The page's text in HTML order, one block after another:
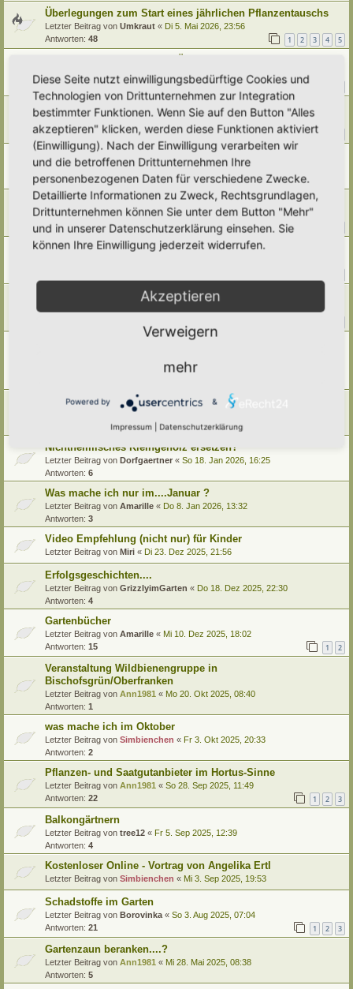
Überlegungen zum Start eines jährlichen Pflanzentauschs
Letzter Beitrag von Umkraut « Di 5. Mai 2026, 23:56
Antworten: 48 1 2 3 4 5
Letzter Beitrag von Ann1981
Do 26. Mär 2026, 20:33
Antworten:15
Rankpflanze für großen Südseiten-Zaun gesucht
Antworten:23 1
Thermokomposter
Letzter Beitrag von Simbienchen«Di 3. Mär 2026, 17:06
Antworten:9
Viva Wasser! Jeder Tropfen zählt...
Letzter Beitrag vonPoco Loco «Mo 2. Mär 2026, 20:14
Antworten:83 …
Was mache ich nur im... FEBRUAR
Kräuterrasen herstellen/pflegen
Umrandungen, Einfassungen, Begrenzungen für Beete oder
Sa 14. Feb 2026, 10:54
Neues Brettspiel "Treepoly"
Poco Loco
Nichtheimisches Kleingehölz ersetzen?
Letzter Beitrag von Dorfgaertner « So 18. Jan 2026, 16:25
Antworten: 6
Was mache ich nur im....Januar ?
Letzter Beitrag von Amarille « Do 8. Jan 2026, 13:32
Antworten: 3
Video Empfehlung (nicht nur) für Kinder
Letzter Beitrag von Miri « Di 23. Dez 2025, 21:56
Erfolgsgeschichten....
Letzter Beitrag von GrizzlyimGarten « Do 18. Dez 2025, 22:30
Antworten: 4
Gartenbücher
Letzter Beitrag von Amarille « Mi 10. Dez 2025, 18:02
Antworten: 15 1 2
Veranstaltung Wildbienengruppe in
Bischofsgrün/Oberfranken
Letzter Beitrag von Ann1981 « Mo 20. Okt 2025, 08:40
Antworten: 1
was mache ich im Oktober
Letzter Beitrag von Simbienchen « Fr 3. Okt 2025, 20:33
Antworten: 2
Pflanzen- und Saatgutanbieter im Hortus-Sinne
Letzter Beitrag von Ann1981 « So 28. Sep 2025, 11:49
Antworten: 22 1 2 3
Balkongärtnern
Letzter Beitrag von tree12 « Fr 5. Sep 2025, 12:39
Antworten: 4
Kostenloser Online - Vortrag von Angelika Ertl
Letzter Beitrag von Simbienchen « Mi 3. Sep 2025, 19:53
Schadstoffe im Garten
Letzter Beitrag von Borovinka « So 3. Aug 2025, 07:04
Antworten: 21 1 2 3
Gartenzaun beranken....?
Letzter Beitrag von Ann1981 « Mi 28. Mai 2025, 08:38
Antworten: 5
Diese Seite nutzt einwilligungsbedürftige Cookies und
Technologien von Drittunternehmen zur Integration
bestimmter Funktionen. Wenn Sie auf den Button "Alles
akzeptieren" klicken, werden diese Funktionen aktiviert
(Einwilligung). Nach der Einwilligung verarbeiten wir
und die betroffenen Drittunternehmen Ihre
personenbezogenen Daten für verschiedene Zwecke.
Detaillierte Informationen zu Zweck, Rechtsgrundlagen,
Drittunternehmen können Sie unter dem Button "Mehr"
und in unserer Datenschutzerklärung einsehen. Sie
können Ihre Einwilligung jederzeit widerrufen.
Akzeptieren
Verweigern
mehr
Powered by &
Impressum Datenschutzerklärung